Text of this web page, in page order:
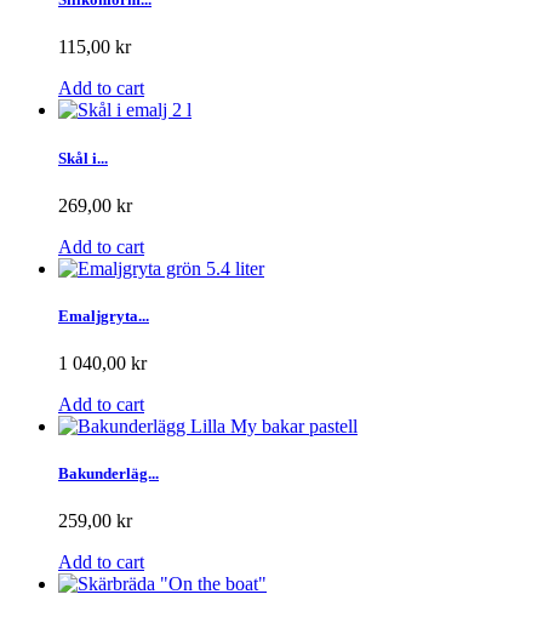
115,00 kr
Add to cart
Skål i...
269,00 kr
Add to cart
Emaljgryta...
1 040,00 kr
Add to cart
Bakunderläg...
259,00 kr
Add to cart